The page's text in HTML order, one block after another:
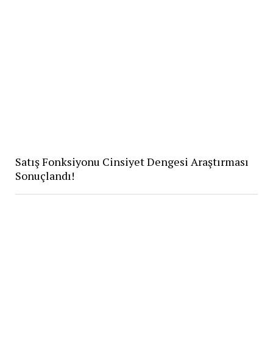
Satış Fonksiyonu Cinsiyet Dengesi Araştırması
Sonuçlandı!